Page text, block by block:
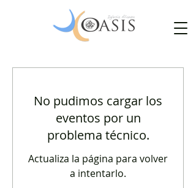
No pudimos cargar los
eventos por un
problema técnico.
Actualiza la página para volver
a intentarlo.